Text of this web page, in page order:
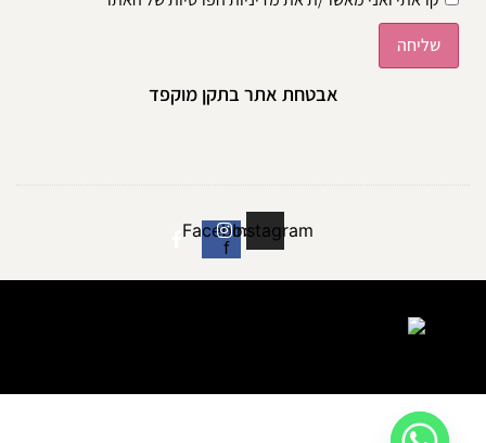
שליחה
אבטחת אתר בתקן מוקפד
Instagram
Facebook-
f